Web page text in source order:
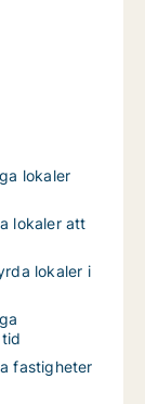
lokaler
lokaler att
lokaler i
fastigheter